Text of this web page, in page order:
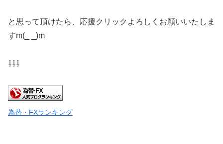
と思って頂けたら、応援クリックよろしくお願いいたしま
すm(_ _)m
⇩⇩⇩
為替・FXランキング